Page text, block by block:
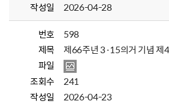
작성일
2026-04-28
번호
598
제목
제66주년 3·15의거 기념 제
파일
조회수
241
작성일
2026-04-23